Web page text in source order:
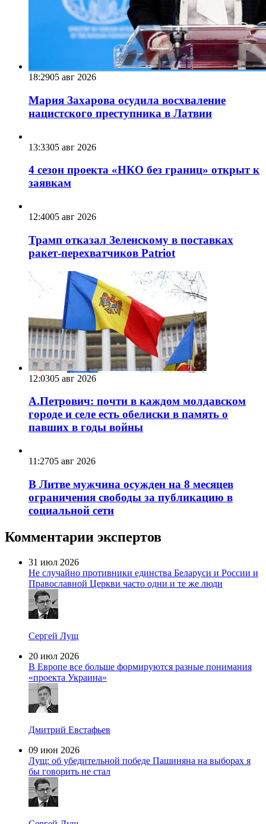
18:2905 авг 2026
Мария Захарова осудила восхваление
нацистского преступника в Латвии
13:3305 авг 2026
4 сезон проекта «НКО без границ» открыт к
заявкам
12:4005 авг 2026
Трамп отказал Зеленскому в поставках
ракет-перехватчиков Patriot
12:0305 авг 2026
А.Петрович: почти в каждом молдавском
городе и селе есть обелиски в память о
павших в годы войны
11:2705 авг 2026
В Литве мужчина осужден на 8 месяцев
ограничения свободы за публикацию в
социальной сети
Комментарии экспертов
31 июл 2026
Не случайно противники единства Беларуси и России и
Православной Церкви часто одни и те же люди
Сергей Лущ
20 июл 2026
В Европе все больше формируются разные понимания
«проекта Украина»
Дмитрий Евстафьев
09 июн 2026
Лущ: об убедительной победе Пашиняна на выборах я
бы говорить не стал